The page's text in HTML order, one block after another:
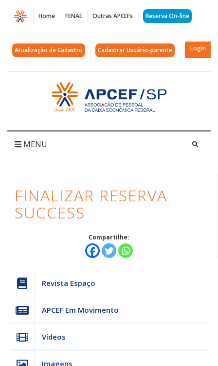
Página
Finalizar
Reserva
APCEF/SP
Home FENAE Outras APCEFs Reserva On-line
Atualização de Cadastro Cadastrar Usuário-parente Login
Acessar
página
inicial
MENU
FINALIZAR RESERVA
SUCCESS
Compartilhe:
Revista Espaço
APCEF Em Movimento
Vídeos
Imagens